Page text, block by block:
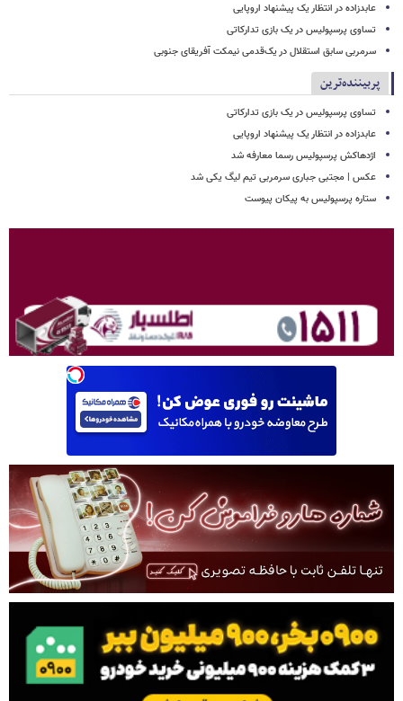
عابدزاده در انتظار یک پیشنهاد اروپایی
تساوی پرسپولیس در یک بازی تدارکاتی
سرمربی سابق استقلال در یک‌قدمی نیمکت آفریقای جنوبی
پربیننده‌ترین
تساوی پرسپولیس در یک بازی تدارکاتی
عابدزاده در انتظار یک پیشنهاد اروپایی
اژدهاکش پرسپولیس رسما معارفه شد
عکس | مجتبی جباری سرمربی تیم لیگ یکی شد
ستاره پرسپولیس به پیکان پیوست